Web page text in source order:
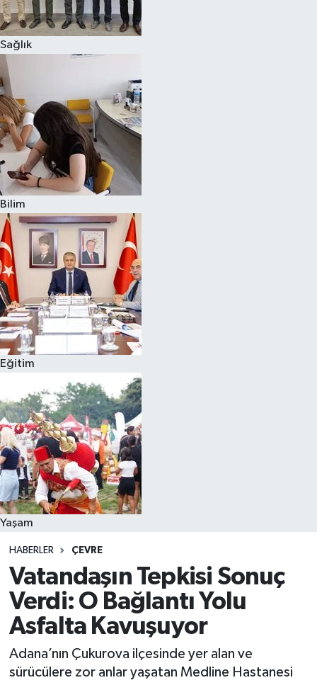
Sağlık
Bilim
Eğitim
Yaşam
HABERLER ÇEVRE
Vatandaşın Tepkisi Sonuç
Verdi: O Bağlantı Yolu
Asfalta Kavuşuyor
Adana’nın Çukurova ilçesinde yer alan ve
sürücülere zor anlar yaşatan Medline Hastanesi